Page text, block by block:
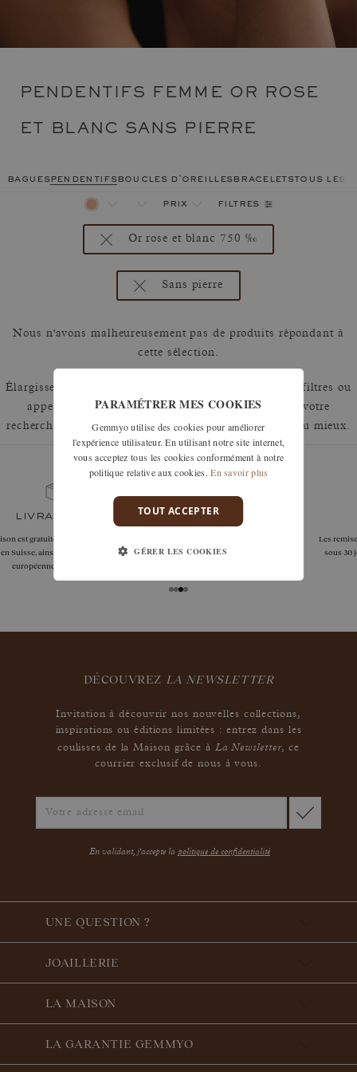
PENDENTIFS FEMME OR ROSE
ET BLANC SANS PIERRE
baguespendentifsboucles d'oreillesbraceletstous les
prix filtres
Or rose et blanc 750 ‰
Sans pierre
Nous n'avons malheureusement pas de produits répondant à
cette sélection.
Élargissez votre recherche en retirant un ou plusieurs filtres ou
appelez nous au 01 42 46 90 89 pour discuter de votre
recherche et voir comment nous pouvons y répondre au mieux.
garanties
sous 30 jours après réception, y compris pour les
DÉCOUVREZ LA NEWSLETTER
Invitation à découvrir nos nouvelles collections,
inspirations ou éditions limitées : entrez dans les
coulisses de la Maison grâce à La Newsletter,ce
courrier exclusif de nous à vous.
En validant, j'accepte la politique de confidentialité
UNE QUESTION ?
JOAILLERIE
LA MAISON
LA GARANTIE GEMMYO
PARAMÉTRER MES COOKIES
Gemmyo utilise des cookies pour améliorer
l'expérience utilisateur. En utilisant notre site internet,
vous acceptez tous les cookies conformément à notre
politique relative aux cookies. En savoir plus
TOUT ACCEPTER
GÉRER LES COOKIES